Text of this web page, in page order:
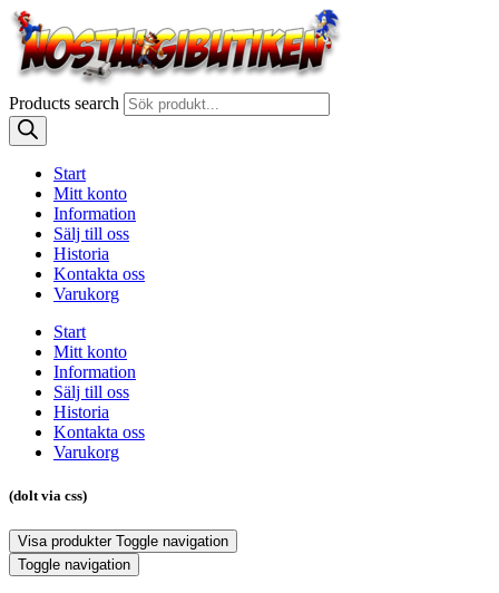
Products search
Start
Mitt konto
Information
Sälj till oss
Historia
Kontakta oss
Varukorg
Start
Mitt konto
Information
Sälj till oss
Historia
Kontakta oss
Varukorg
(dolt via css)
Visa produkter Toggle navigation
Toggle navigation